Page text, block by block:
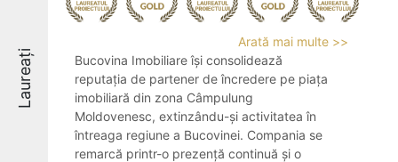
Laureați
Arată mai multe >>
Bucovina Imobiliare își consolidează
reputația de partener de încredere pe piața
imobiliară din zona Câmpulung
Moldovenesc, extinzându-și activitatea în
întreaga regiune a Bucovinei. Compania se
remarcă printr-o prezență continuă și o